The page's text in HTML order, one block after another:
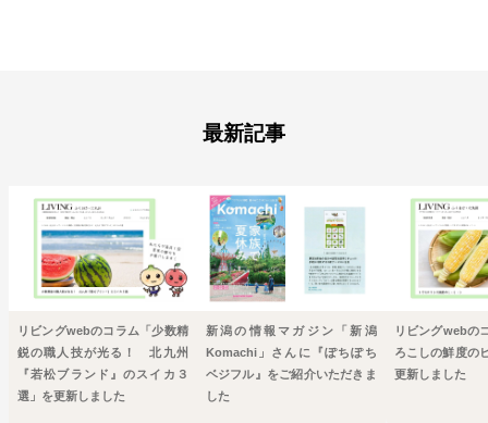
最新記事
リビングwebのコラム「少数精
鋭の職人技が光る！ 北九州
『若松ブランド』のスイカ３
選」を更新しました
新潟の情報マガジン「新潟
Komachi」さんに『ぽちぽち
ベジフル』をご紹介いただきま
した
リビングwebの
ろこしの鮮度の
更新しました